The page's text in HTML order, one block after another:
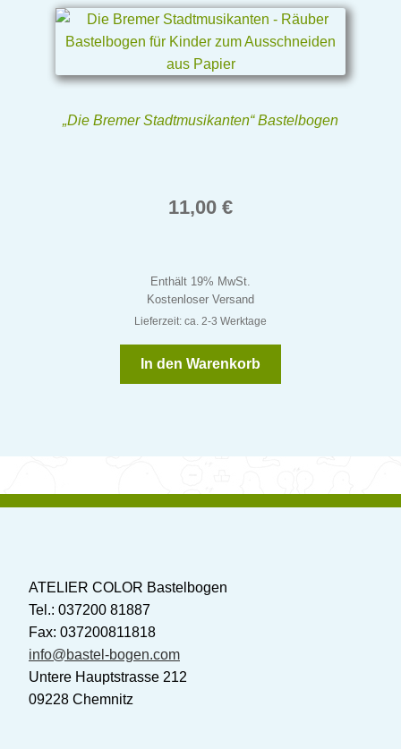
„Die Bremer Stadtmusikanten“ Bastelbogen
11,00 €
Enthält 19% MwSt.
Kostenloser Versand
Lieferzeit: ca. 2-3 Werktage
In den Warenkorb
ATELIER COLOR Bastelbogen
Tel.: 037200 81887
Fax: 037200811818
info@bastel-bogen.com
Untere Hauptstrasse 212
09228 Chemnitz